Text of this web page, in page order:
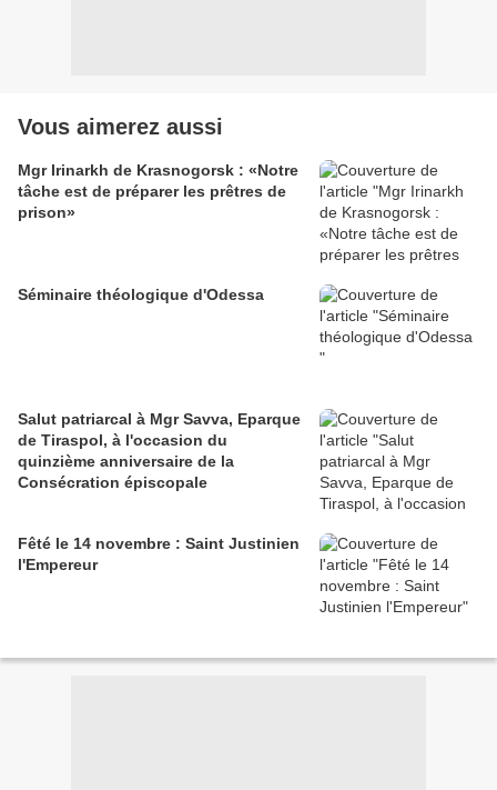
Vous aimerez aussi
Mgr Irinarkh de Krasnogorsk : «Notre
tâche est de préparer les prêtres de
prison»
Séminaire théologique d'Odessa
Salut patriarcal à Mgr Savva, Eparque
de Tiraspol, à l'occasion du
quinzième anniversaire de la
Consécration épiscopale
Fêté le 14 novembre : Saint Justinien
l'Empereur